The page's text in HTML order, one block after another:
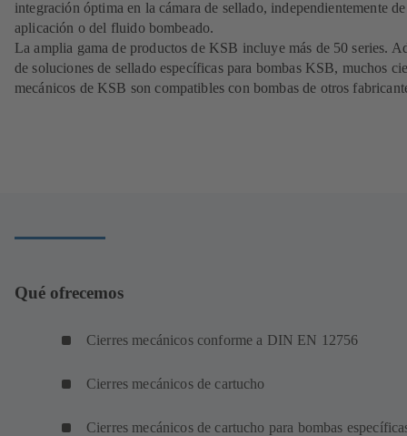
integración óptima en la cámara de sellado, independientemente
aplicación o del fluido bombeado.
La amplia gama de productos de KSB incluye más de 50 series.
de soluciones de sellado específicas para bombas KSB, muchos
mecánicos de KSB son compatibles con bombas de otros
Qué ofrecemos
Cierres mecánicos conforme a DIN EN 12756
Cierres mecánicos de cartucho
Cierres mecánicos de cartucho para bombas